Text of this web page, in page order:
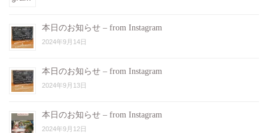
本日のお知らせ – from Instagram
2024年9月14日
本日のお知らせ – from Instagram
2024年9月13日
本日のお知らせ – from Instagram
2024年9月12日